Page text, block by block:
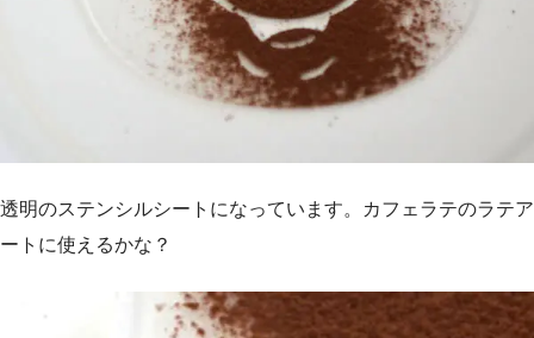
透明のステンシルシートになっています。カフェラテのラテア
ートに使えるかな？